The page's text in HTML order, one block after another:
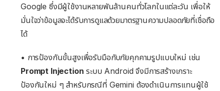
Google ซึ่งมีผู้ใช้งานหลายพันล้านคนทั่วโลกในแต่ละวัน เพื่อให้
มั่นใจว่าข้อมูลจะได้รับการดูแลด้วยมาตรฐานความปลอดภัยที่เชื่อถือ
ได้
• การป้องกันขั้นสูงเพื่อรับมือกับภัยคุกคามรูปแบบใหม่ เช่น
Prompt Injection ระบบ Android จึงมีการสร้างเกราะ
ป้องกันใหม่ ๆ สำหรับกรณีที่ Gemini ต้องดำเนินการแทนผู้ใช้